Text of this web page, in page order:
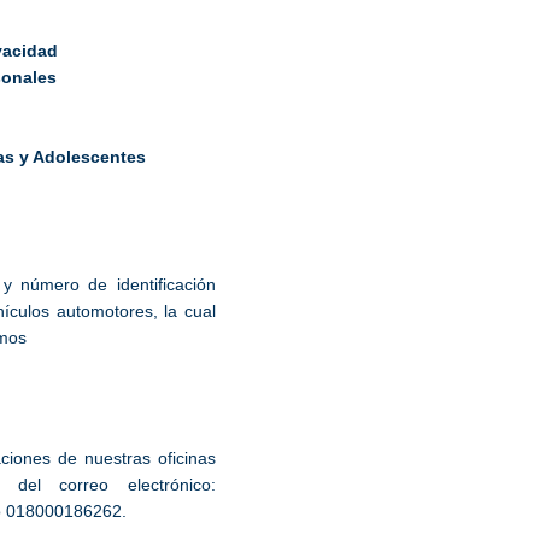
y Adolescentes
número de identificación
automotores, la cual
de nuestras oficinas
correo electrónico: